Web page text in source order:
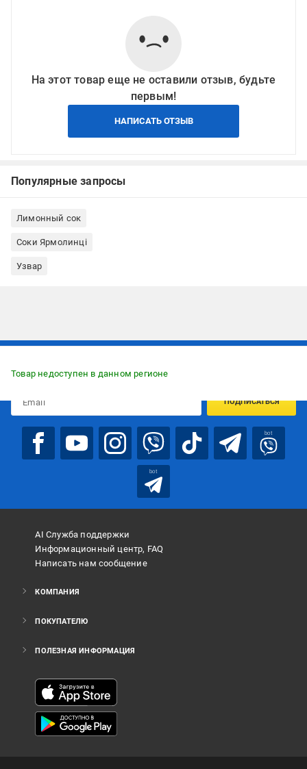
На этот товар еще не оставили отзыв, будьте
первым!
НАПИСАТЬ ОТЗЫВ
Популярные запросы
Лимонный сок
Соки Ярмолинці
Узвар
Товар недоступен в данном регионе
предложениях:
ПОДПИСАТЬСЯ
bot
bot
AI Служба поддержки
Информационный центр, FAQ
Написать нам сообщение
КОМПАНИЯ
ПОКУПАТЕЛЮ
ПОЛЕЗНАЯ ИНФОРМАЦИЯ